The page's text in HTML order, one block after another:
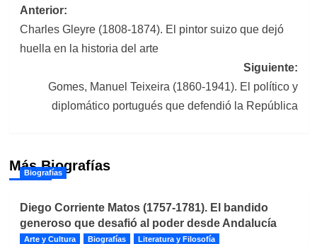
Navegación
de
Anterior:
Charles Gleyre (1808-1874). El pintor suizo que dejó
huella en la historia del arte
Siguiente:
Gomes, Manuel Teixeira (1860-1941). El político y
diplomático portugués que defendió la República
Más Biografías
Biografías
Diego Corriente Matos (1757-1781). El bandido
generoso que desafió al poder desde Andalucía
Arte y Cultura Biografías Literatura y Filosofía